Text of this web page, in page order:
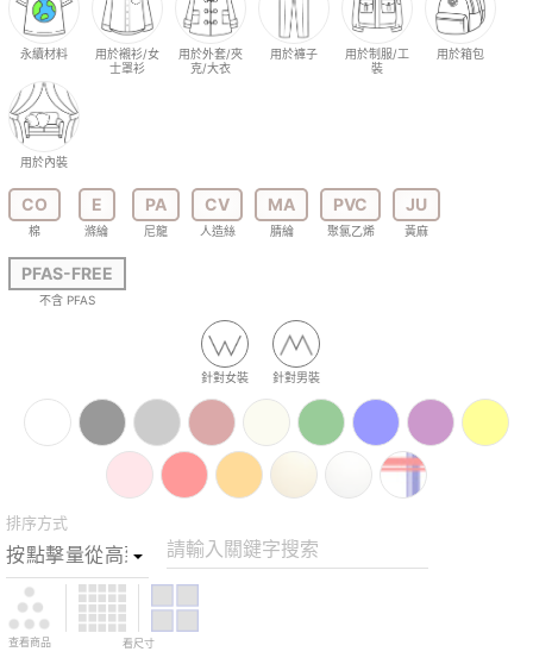
永續材料
用於襯衫/女
士罩衫
用於外套/夾
克/大衣
用於褲子
用於制服/工
裝
用於箱包
用於內裝
CO
棉
E
滌綸
PA
尼龍
CV
人造絲
MA
腈綸
PVC
聚氯乙烯
JU
黃麻
PFAS-FREE
不含 PFAS
針對女裝 針對男裝
排序方式
請輸入關鍵字搜索
查看商品 看尺寸